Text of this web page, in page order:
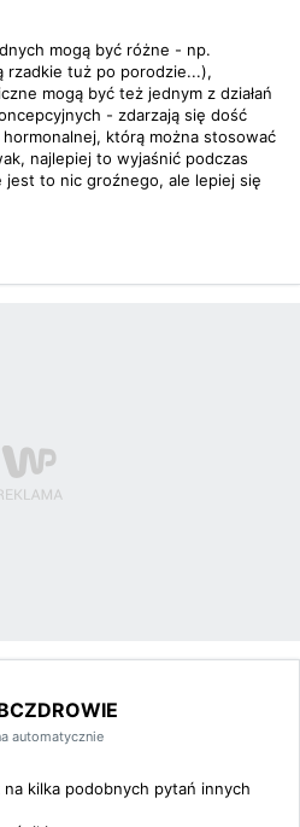
mogą być różne - np.
rzadkie tuż po porodzie...),
mogą być też jednym z działań
- zdarzają się dość
którą można stosować
najlepiej to wyjaśnić podczas
jest to nic groźnego, ale lepiej się
automatycznie
kilka podobnych pytań innych